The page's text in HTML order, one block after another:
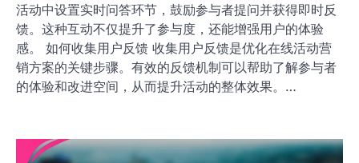
活动中设置实时问答环节，鼓励参与者提问并获得即时反
馈。这种互动不仅提升了参与度，还能增强用户的体验
感。 如何收集用户反馈 收集用户反馈是优化在线活动营
销方案的关键步骤。有效的反馈机制可以帮助了解参与者
的体验和改进空间，从而提升活动的整体效果。…